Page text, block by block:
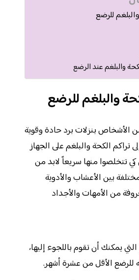
للرضع
والبلغم عند الرضع
والبلغم للرضع
الأشخاص بنزلات برد حادة وقوية
تراكم الكحة والبلغم على الجهاز
تتخلصوا منها سريعاً لابد من
بين الأعشاب والأدوية
من الأمهات والأجداد
يمكنك أن تقوم باللجوء إليها،
للرضع الأقل من عشرة أشهر.